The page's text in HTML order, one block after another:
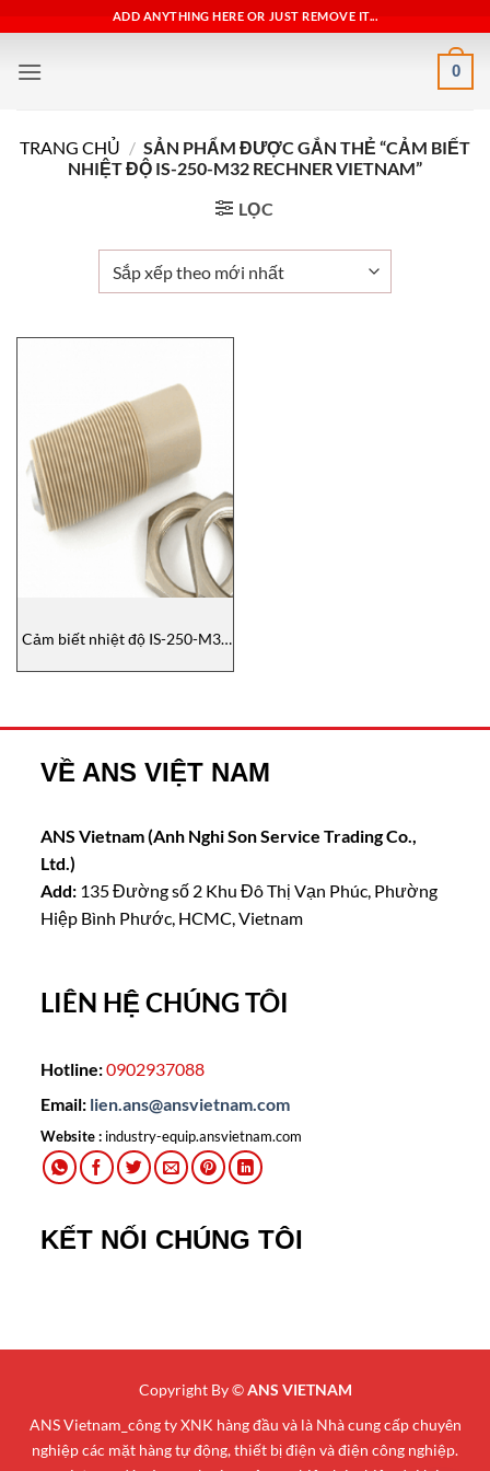
qua
nội
ADD ANYTHING HERE OR JUST REMOVE IT...
0
TRANG CHỦ / SẢN PHẨM ĐƯỢC GẮN THẺ “CẢM BIẾT
NHIỆT ĐỘ IS-250-M32 RECHNER VIETNAM”
LỌC
Cảm biết nhiệt độ IS-250-M32
VỀ ANS VIỆT NAM
ANS Vietnam (Anh Nghi Son Service Trading Co.,
Ltd.)
Add: 135 Đường số 2 Khu Đô Thị Vạn Phúc, Phường
Hiệp Bình Phước, HCMC, Vietnam
LIÊN HỆ CHÚNG TÔI
Hotline:0902937088
Email: lien.ans@ansvietnam.com
Website : industry-equip.ansvietnam.com
KẾT NỐI CHÚNG TÔI
Copyright By ©ANS VIETNAM
ANS Vietnam_công ty XNK hàng đầu và là Nhà cung cấp chuyên
nghiệp các mặt hàng tự động, thiết bị điện và điện công nghiệp.